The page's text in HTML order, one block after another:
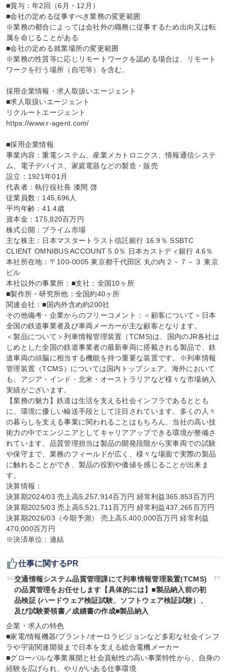
■賞与：年2回（6月・12月）
■会社の定める従事すべき業務の変更範囲
※業務の都合によっては会社外の職務に従事するため出向又は転
属を命じることがある
■会社の定める就業場所の変更範囲
※業務の性質等に応じリモートワークを認める場合は、リモート
ワークを行う場所（自宅等）を含む。
採用企業情報・求人取扱いエージェント
■求人取扱いエージェント
リクルートエージェント
https://www.r-agent.com/
■採用企業情報
事業内容：重電システム、産業メカトロニクス、情報通信システ
ム、電子デバイス、家庭電器などの製造・販売
設立：1921年01月
代表者：執行役社長 漆間 啓
従業員数：145,696人
平均年齢：41.4歳
資本金：175,820百万円
株式公開：プライム市場
主な株主：日本マスタートラスト信託銀行 16.9％ SSBTC
CLIENT OMNIBUS ACCOUNT 5.0％ 日本カストディ銀行 4.6％
本社所在地：〒100-0005 東京都千代田区 丸の内２－７－３ 東京
ビル
本社以外の事業所：■支社：全国10ヶ所
■製作所・研究所他：全国約40ヶ所
関連会社：■国内外含め約200社
その他備考・企業からのフリーコメント：＜顧客について＞日本
全国の鉄道事業者及び車両メーカーが主な顧客となります。
＜製品について＞列車情報管理装置（TCMS)は、国内のJR各社は
じめとした全国の鉄道事業者の最新車両に搭載される製品で、鉄
道車両の頭脳に相当する機能を持つ重要な装置です。※列車情報
管理装置（TCMS）については国内トップシェア。海外において
も、アジア・インド・北米・オーストラリアなど様々な市場納入
実績がございます。
【業務の魅力】鉄道は生活を支える社会インフラであるととも
に、環境に優しい輸送手段として注目されています。多くの人々
の暮らしを支える事業に関われることはもちろん、当社の高い技
術力の中でエンジニアとしてキャリアアップできる環境が整備さ
れています。品質管理担当は製品の開発段階から実車両での試験
や保守まで、業務のフィールドが広く、様々な場面で実際の製品
に触れることができ、製品の役割や価値を感じることが出来ま
す。
決算情報：
決算期2024/03 売上高5,257,914百万円 経常利益365,853百万円
決算期2025/03 売上高5,521,711百万円 経常利益437,265百万円
決算期2026/03（今期予測） 売上高5,400,000百万円 経常利益
470,000百万円
※決済単位：連結
仕事に関するPR
交通情報システム品質管理課にて列車情報管理装置(TCMS)
の品質管理をお任せします【具体的には】■製品納入前の初
品検証 (ハードウェア検証試験、ソフトウェア検証試験）、
及び試験要領書／成績書の作成■製品納入
企業・求人の特色
■家電/情報機器/プラント/オーロラビジョンなど多彩な社会インフ
ラや宇宙関連開発まで日本を支える総合電機メーカー
■グローバルな事業展開と社会貢献性の高い事業特性から、自身の
経験を広げられ、やりがいある仕事環境